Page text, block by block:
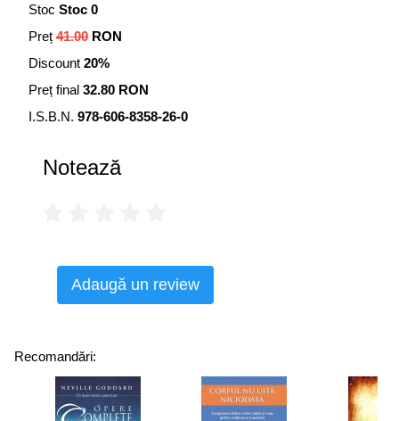
Stoc Stoc 0
Preț 41.00 RON
Discount 20%
Preț final 32.80 RON
I.S.B.N. 978-606-8358-26-0
Notează
Adaugă un review
Recomandări: